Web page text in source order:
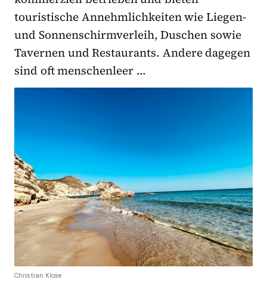
touristische Annehmlichkeiten wie Liegen-
und Sonnenschirmverleih, Duschen sowie
Tavernen und Restaurants. Andere dagegen
sind oft menschenleer …
Christian Klose